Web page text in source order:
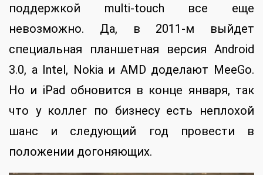
поддержкой multi-touch все еще
невозможно. Да, в 2011-м выйдет
специальная планшетная версия Android
3.0, а Intel, Nokia и AMD доделают MeeGo.
Но и iPad обновится в конце января, так
что у коллег по бизнесу есть неплохой
шанс и следующий год провести в
положении догоняющих.